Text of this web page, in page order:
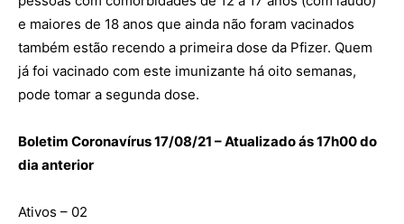
e maiores de 18 anos que ainda não foram vacinados
também estão recendo a primeira dose da Pfizer. Quem
já foi vacinado com este imunizante há oito semanas,
pode tomar a segunda dose.
Boletim Coronavírus 17/08/21 – Atualizado ás 17h00 do
dia anterior
Ativos – 02